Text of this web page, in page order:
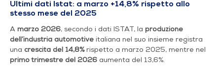
Ultimi dati Istat: a marzo +14,8% rispetto allo
stesso mese del 2025
A marzo 2026, secondo i dati ISTAT, la produzione
dell’industria automotive italiana nel suo insieme registra
una crescita del 14,8%rispetto a marzo 2025, mentre nel
primo trimestre del 2026 aumenta del 13,6%.